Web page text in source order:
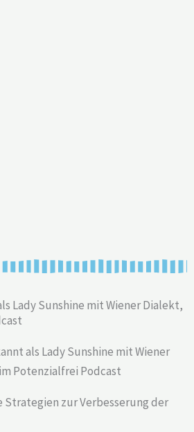
Lady Sunshine mit Wiener Dialekt,
Strategien zur Verbesserung der